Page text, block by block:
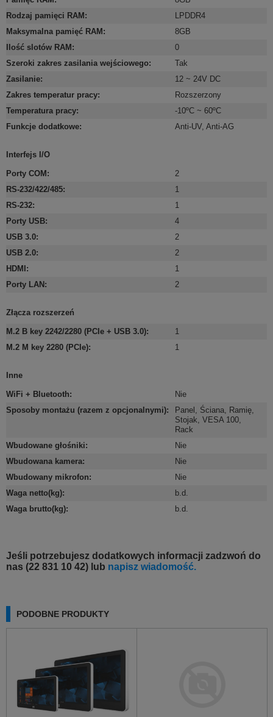
Rodzaj pamięci RAM :
LPDDR4
Maksymalna pamięć RAM :
8GB
Ilość slotów RAM :
0
Szeroki zakres zasilania wejściowego:
Tak
Zasilanie:
12 ~ 24V DC
Zakres temperatur pracy:
Rozszerzony
Temperatura pracy:
-10ºC ~ 60ºC
Funkcje dodatkowe: Anti-UV, Anti-AG
Interfejs I/O
Porty COM :
2
RS-232/422/485:
1
RS-232:
1
Porty USB:
4
USB 3.0:
2
USB 2.0:
2
HDMI :
1
Porty LAN : 2
Złącza rozszerzeń
M.2 B key 2242/2280 (PCIe + USB 3.0):
1
M.2 M key 2280 (PCIe): 1
Inne
WiFi + Bluetooth:
Nie
Sposoby montażu (razem z opcjonalnymi): Panel , Ściana, Ramię,
Stojak, VESA 100,
Rack
Wbudowane głośniki:
Nie
Wbudowana kamera:
Nie
Wbudowany mikrofon:
Nie
Waga netto(kg):
b.d.
Waga brutto(kg): b.d.
Jeśli potrzebujesz dodatkowych informacji zadzwoń do
nas (22 831 10 42) lub napisz wiadomość.
PODOBNE PRODUKTY